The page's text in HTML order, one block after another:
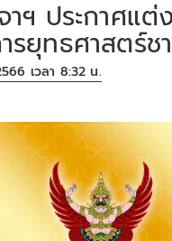
าฯ ประกาศแ
รยุทธศาสตร์ช
เวลา 8:32 น.